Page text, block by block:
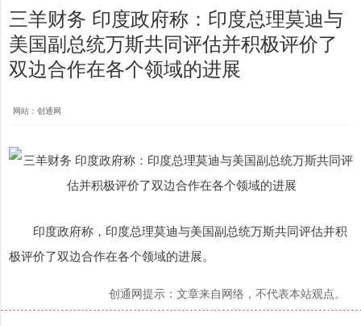
三羊财务 印度政府称：印度总理莫迪与
美国副总统万斯共同评估并积极评价了
双边合作在各个领域的进展
网站：创通网
印度政府称，印度总理莫迪与美国副总统万斯共同评估并积
极评价了双边合作在各个领域的进展。
创通网提示：文章来自网络，不代表本站观点。